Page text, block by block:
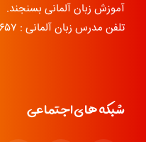
آموزش زبان آلمانی بسنجند.
تلفن مدرس زبان آلمانی : ۰۹۱۲۳۳۸۹۶۵۷
شبکه های اجتماعی